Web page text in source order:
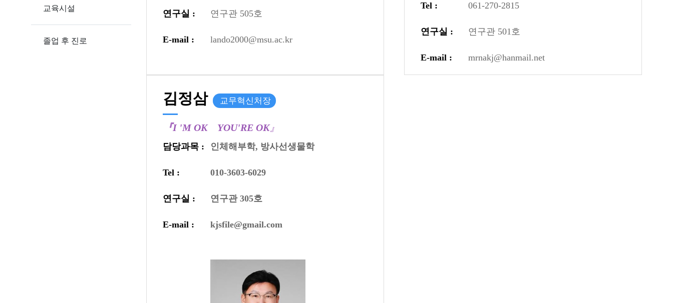
교육시설
졸업 후 진로
연구실 : 연구관 505호
E-mail : lando2000@msu.ac.kr
Tel : 061-270-2815
연구실 : 연구관 501호
E-mail : mrnakj@hanmail.net
김정삼 교무혁신처장
『I 'M OK YOU'RE OK』
담당과목 : 인체해부학, 방사선생물학
Tel : 010-3603-6029
연구실 : 연구관 305호
E-mail : kjsfile@gmail.com